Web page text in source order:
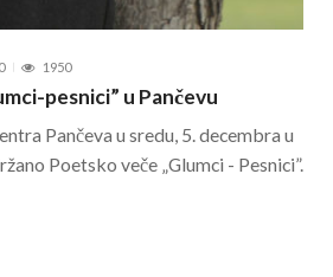
0 1950
pesnici” u Pančevu
Pančeva u sredu, 5. decembra u
Poetsko veče „Glumci - Pesnici”.